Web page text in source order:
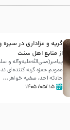
گریه و عزاداری در سیره
از منابع اهل سنت
پیامبر(صلی‌الله‌علیه‌وآله و
عمویم حمزه گریه کننده‌ای
حادثه احد، صفیه خواهر...
۱۵ /۰۵/ ۱۴۰۵